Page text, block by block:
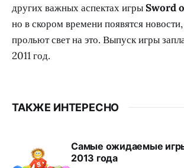
других важных аспектах игрыSword
но в скором времени появятся
прольют свет на это. Выпуск игры
2011 год.
ТАКЖЕ ИНТЕРЕСНО
Самые ожидаемые
2013 года